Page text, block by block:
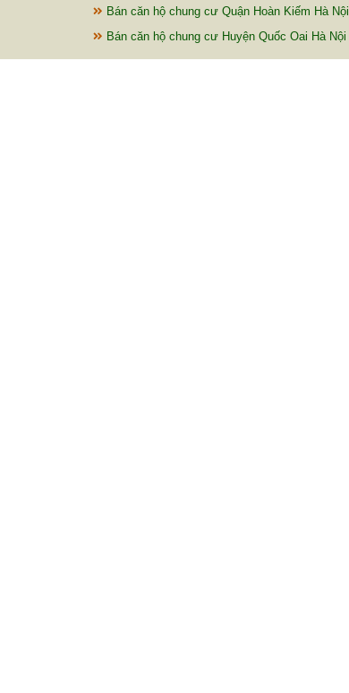
Bán căn hộ chung cư Quận Hoàn Kiếm Hà Nội
Bán căn hộ chung cư Huyện Quốc Oai Hà Nội